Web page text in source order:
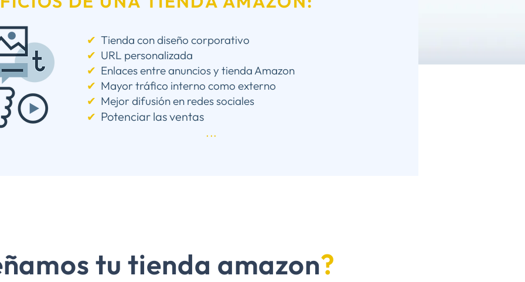
✔︎ Tienda con diseño corporativo
✔︎ URL personalizada
✔︎ Enlaces entre anuncios y tienda Amazon
✔︎ Mayortráfico interno como externo
✔︎ Mejor difusión en redes sociales
✔︎ Potenciar las ventas
...
tu tienda amazon?